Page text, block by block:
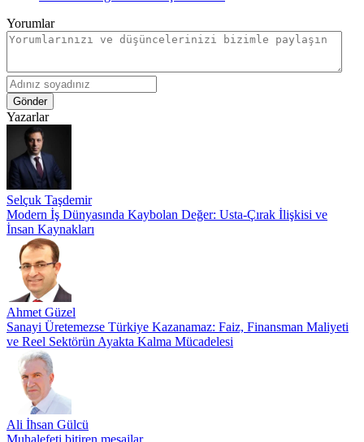
Yorumlar
Gönder
Yazarlar
Selçuk Taşdemir
Modern İş Dünyasında Kaybolan Değer: Usta-Çırak İlişkisi ve
İnsan Kaynakları
Ahmet Güzel
Sanayi Üretemezse Türkiye Kazanamaz: Faiz, Finansman Maliyeti
ve Reel Sektörün Ayakta Kalma Mücadelesi
Ali İhsan Gülcü
Muhalefeti bitiren mesajlar